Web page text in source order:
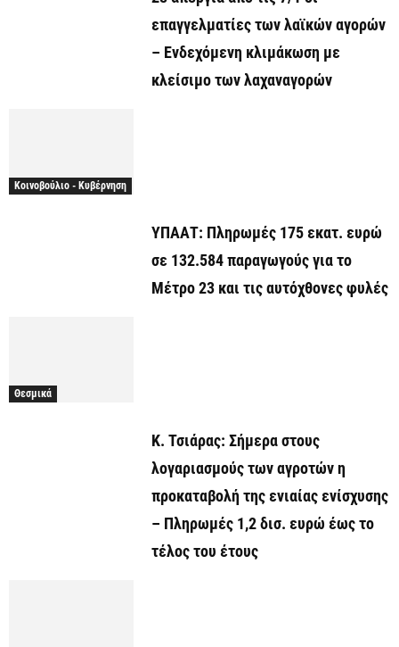
επαγγελματίες των λαϊκών αγορών
– Ενδεχόμενη κλιμάκωση με
κλείσιμο των λαχαναγορών
Κοινοβούλιο - Κυβέρνηση
ΥΠΑΑΤ: Πληρωμές 175 εκατ. ευρώ
σε 132.584 παραγωγούς για το
Μέτρο 23 και τις αυτόχθονες φυλές
Θεσμικά
Κ. Τσιάρας: Σήμερα στους
λογαριασμούς των αγροτών η
προκαταβολή της ενιαίας ενίσχυσης
– Πληρωμές 1,2 δισ. ευρώ έως το
τέλος του έτους